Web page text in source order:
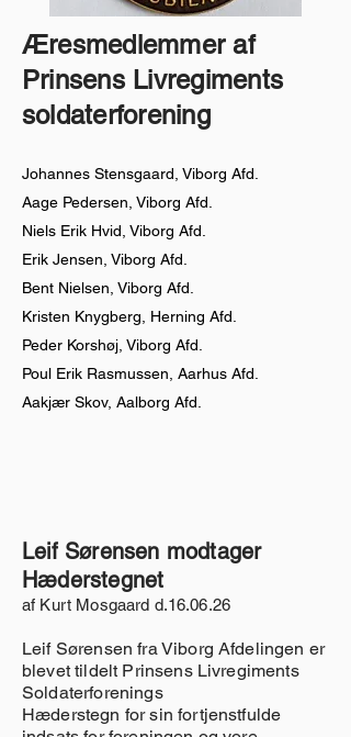
Æresmedlemmer af
Prinsens Livregiments
soldaterforening
Johannes Stensgaard, Viborg Afd.
Aage Pedersen, Viborg Afd.
Niels Erik Hvid, Viborg Afd.
Erik Jensen, Viborg Afd.
Bent Nielsen, Viborg Afd.
Kristen Knygberg, Herning Afd.
Peder Korshøj, Viborg Afd.
Poul Erik Rasmussen, Aarhus Afd.
Aakjær Skov, Aalborg Afd.
Leif Sørensen modtager
Hæderstegnet
af Kurt Mosgaard d.16.06.26
Leif Sørensen fra Viborg Afdelingen er
blevet tildelt Prinsens Livregiments
Soldaterforenings
Hæderstegn for sin fortjenstfulde